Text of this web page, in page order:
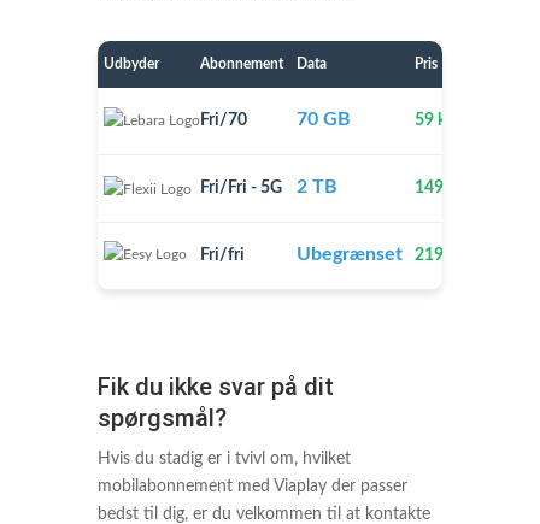
Udbyder Abonnement Data Pris
Fri/70 70 GB 59 kr.
Fri/Fri - 5G 2 TB 149 kr.
Fri/fri Ubegrænset 219 kr.
Fik du ikke svar på dit
spørgsmål?
Hvis du stadig er i tvivl om, hvilket
mobilabonnement med Viaplay der passer
bedst til dig, er du velkommen til at kontakte